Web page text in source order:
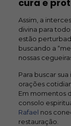
cura e
Assim, a
divina para
estão
buscando a
nossas
Para buscar
orações
Em momentos
consolo
Rafael nos
restauração.